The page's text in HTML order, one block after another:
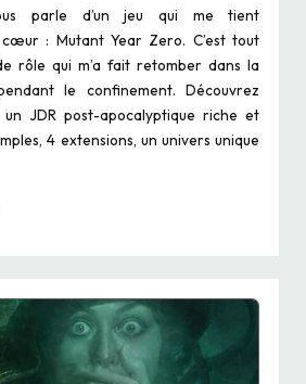
parle d’un jeu qui me tient
: Mutant Year Zero. C’est tout
rôle qui m’a fait retomber dans la
le confinement. Découvrez
JDR post-apocalyptique riche et
4 extensions, un univers unique